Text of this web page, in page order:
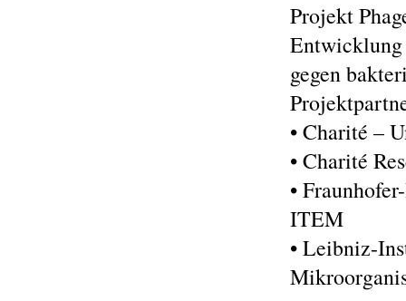
Projekt
Entwicklung
gegen
• Charité –
• Charité
•
ITEM
• Leibniz-